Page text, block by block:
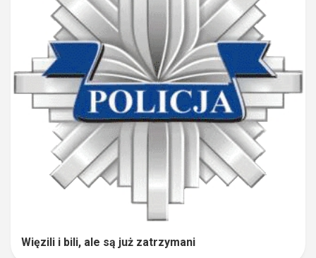
Więzili i bili, ale są już zatrzymani